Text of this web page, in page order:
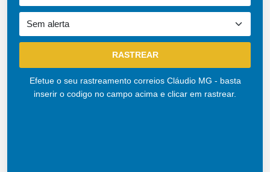
Efetue o seu rastreamento correios Cláudio MG - basta
inserir o codigo no campo acima e clicar em rastrear.